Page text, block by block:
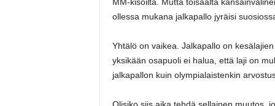
ollessa mukana jalkapallo jyräisi
Yhtälö on vaikea. Jalkapallo on
yksikään osapuoli ei halua, että laji on
jalkapallon kuin olympialaistenkin
Olisiko siis aika tehdä sellainen muutos,